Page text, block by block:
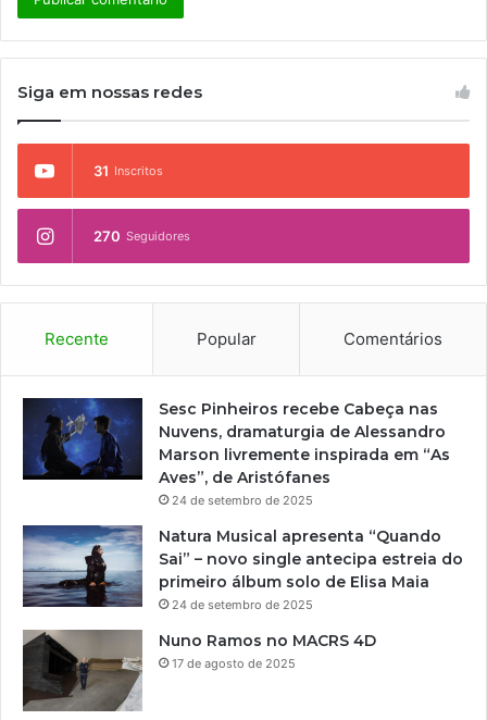
Siga em nossas redes
31 Inscritos
270 Seguidores
Recente Popular Comentários
Sesc Pinheiros recebe Cabeça nas
Nuvens, dramaturgia de Alessandro
Marson livremente inspirada em “As
Aves”, de Aristófanes
24 de setembro de 2025
Natura Musical apresenta “Quando
Sai” – novo single antecipa estreia do
primeiro álbum solo de Elisa Maia
24 de setembro de 2025
Nuno Ramos no MACRS 4D
17 de agosto de 2025